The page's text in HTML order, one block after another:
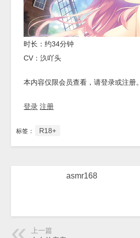
时长：约34分钟
CV：汣吖头
本内容仅限会员查看，请登录或注册。
登录 注册
标签： R18+
asmr168
上一篇